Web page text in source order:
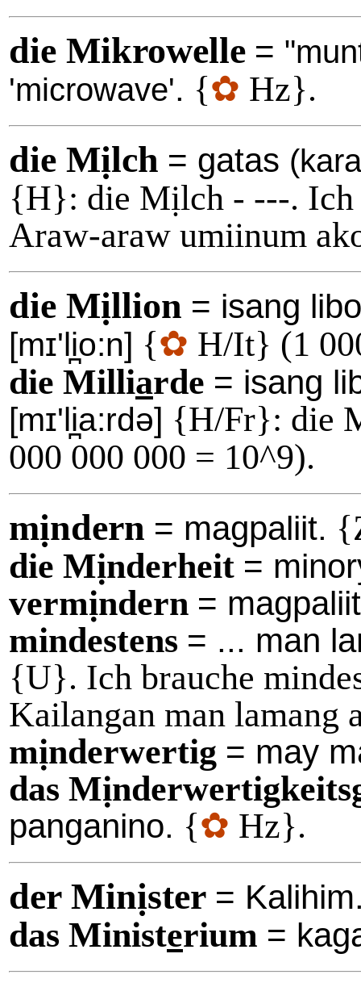
die Mikrowelle =
'microwave'. {✿ Hz}.
die Mịlch = gatas
{H}: die Mịlch - ---. Ich
Araw-araw umiinum
die Mịllion = isang
[mɪ'li̪o:n] {✿ H/It} (1
die Milliarde = isang
[mɪ'li̪a:rdə] {H/Fr}: die
000 000 000 = 10^9).
mịndern = magpaliit.
die Mịnderheit =
vermịndern =
mindestens = ... man
{U}. Ich brauche
Kailangan man lamang
mịnderwertig = may
das
panganino. {✿ Hz}.
der Minịster =
das Ministerium =